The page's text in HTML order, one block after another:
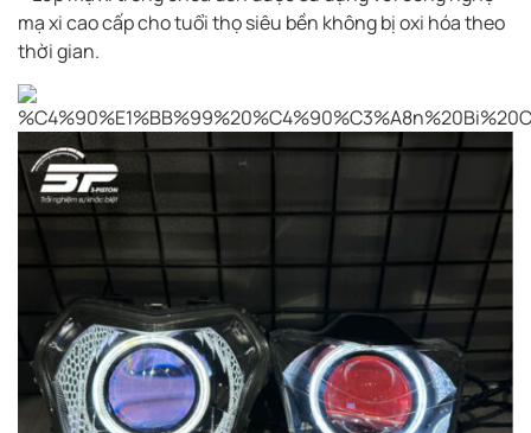
mạ xi cao cấp cho tuổi thọ siêu bền không bị oxi hóa theo
thời gian.